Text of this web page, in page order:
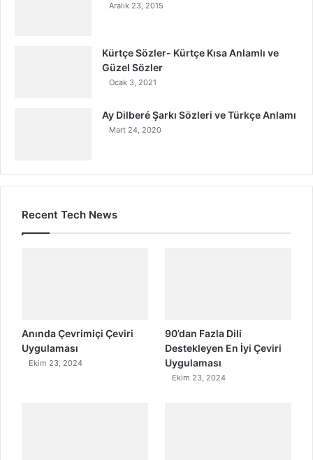
Aralık 23, 2015
Kürtçe Sözler- Kürtçe Kısa Anlamlı ve
Güzel Sözler
Ocak 3, 2021
Ay Dilberé Şarkı Sözleri ve Türkçe Anlamı
Mart 24, 2020
Recent Tech News
Anında Çevrimiçi Çeviri
Uygulaması
Ekim 23, 2024
90’dan Fazla Dili
Destekleyen En İyi Çeviri
Uygulaması
Ekim 23, 2024